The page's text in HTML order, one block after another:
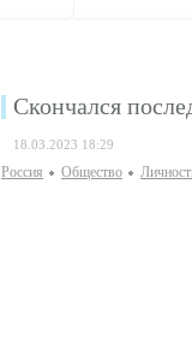
Скончался
18.03.2023 18:29
Россия Общество